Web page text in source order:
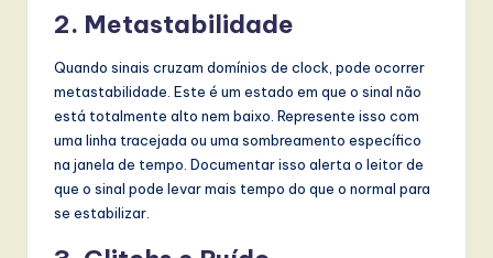
2. Metastabilidade
Quando sinais cruzam domínios de clock, pode ocorrer
metastabilidade. Este é um estado em que o sinal não
está totalmente alto nem baixo. Represente isso com
uma linha tracejada ou uma sombreamento específico
na janela de tempo. Documentar isso alerta o leitor de
que o sinal pode levar mais tempo do que o normal para
se estabilizar.